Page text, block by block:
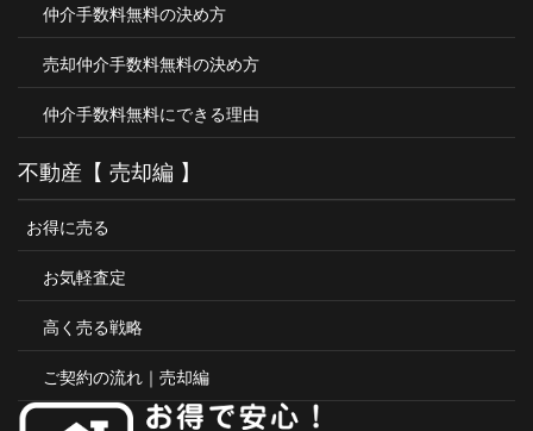
仲介手数料無料の決め方
売却仲介手数料無料の決め方
仲介手数料無料にできる理由
不動産【 売却編 】
お得に売る
お気軽査定
高く売る戦略
ご契約の流れ｜売却編